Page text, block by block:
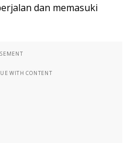
dan memasuki
WITH CONTENT